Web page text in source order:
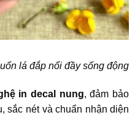
lá đắp nổi đầy sống động
in decal nung, đảm bảo
sắc nét và chuẩn nhận diện